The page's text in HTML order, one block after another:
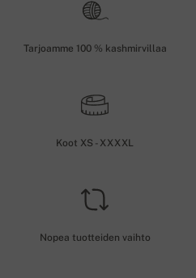
Tarjoamme 100 % kashmirvillaa
Koot XS - XXXXL
Nopea tuotteiden vaihto